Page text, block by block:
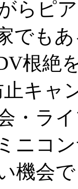
らピ
でも
根絶
キャ
・ラ
ニコ
機会